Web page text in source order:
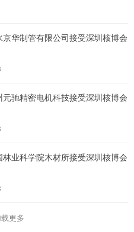
京华制管有限公司接受深圳核博会
元驰精密电机科技接受深圳核博会
林业科学院木材所接受深圳核博会
更多